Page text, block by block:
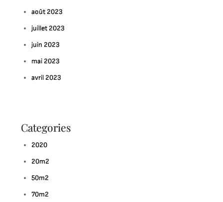
août 2023
juillet 2023
juin 2023
mai 2023
avril 2023
Categories
2020
20m2
50m2
70m2